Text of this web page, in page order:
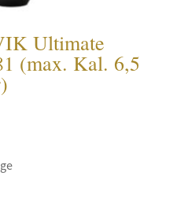
Ultimate
(max. Kal. 6,5